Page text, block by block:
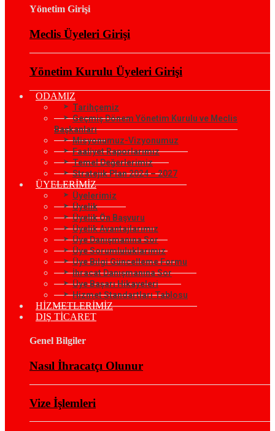
Yönetim Girişi
Meclis Üyeleri Girişi
Yönetim Kurulu Üyeleri Girişi
ODAMIZ
Tarihçemiz
Geçmiş Dönem Yönetim Kurulu ve Meclis
Başkanları
Misyonumuz-Vizyonumuz
Faaliyet Raporlarımız
Temel Değerlerimiz
Stratejik Plan 2024 – 2027
ÜYELERİMİZ
Üyelerimiz
Üyelik
Üyelik Ön Başvuru
Üyelik Avantajlarımız
Üye Danışmanına Sor
Üye Sorumluluklarımız
Üye Bilgi Güncelleme Formu
İhracat Danışmanına Sor
Üye Başarı Hikayeleri
Hizmet Standartları Tablosu
HİZMETLERİMİZ
DIŞ TİCARET
Genel Bilgiler
Nasıl İhracatçı Olunur
Vize İşlemleri